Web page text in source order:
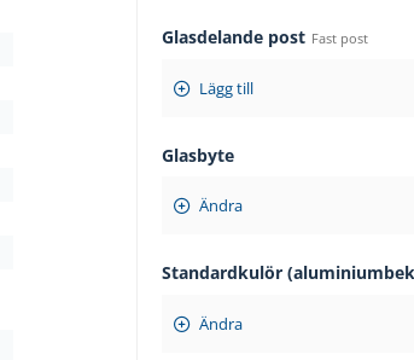
Glasdelande post Fast post
Lägg till
Glasbyte
Ändra
Standardkulör
Ändra